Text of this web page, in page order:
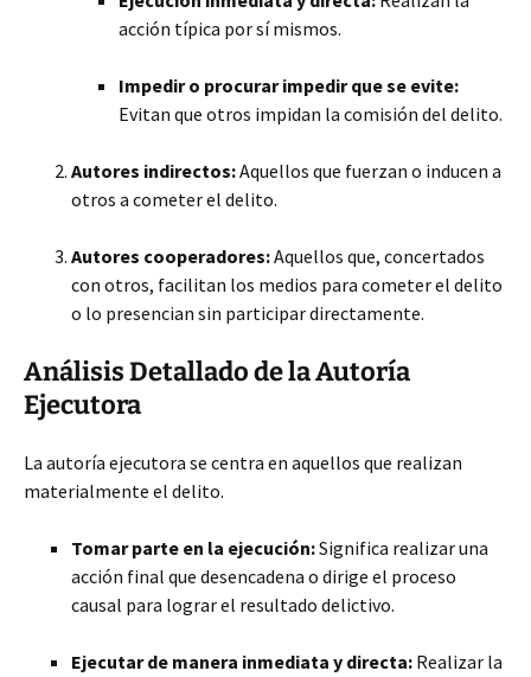
acción típica por sí mismos.
Impedir o procurar impedir que se evite:
Evitan que otros impidan la comisión del delito.
Autores indirectos:Aquellos que fuerzan o inducen a
otros a cometer el delito.
Autores cooperadores:Aquellos que, concertados
con otros, facilitan los medios para cometer el delito
o lo presencian sin participar directamente.
Análisis Detallado de la Autoría
Ejecutora
La autoría ejecutora se centra en aquellos que realizan
materialmente el delito.
Tomar parte en la ejecución:Significa realizar una
acción final que desencadena o dirige el proceso
causal para lograr el resultado delictivo.
Ejecutar de manera inmediata y directa: Realizar la